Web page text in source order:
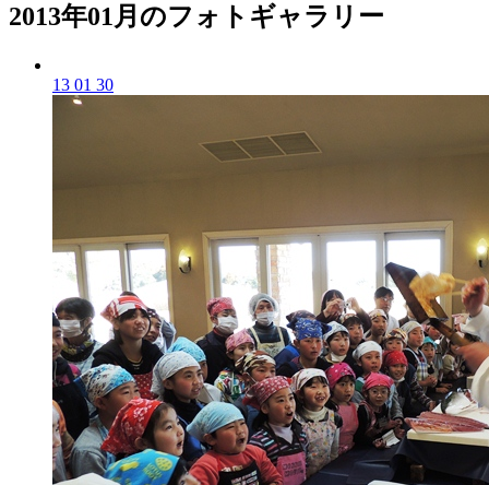
2013年01月のフォトギャラリー
13 01 30